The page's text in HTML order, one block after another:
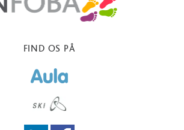
FIND OS PÅ